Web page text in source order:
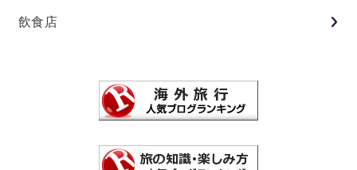
飲食店